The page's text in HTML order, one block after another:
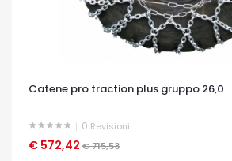
Catene pro traction plus gruppo 26,0
0 Revisioni
€ 572,42 € 715,53
OCCHIATA VELOCE